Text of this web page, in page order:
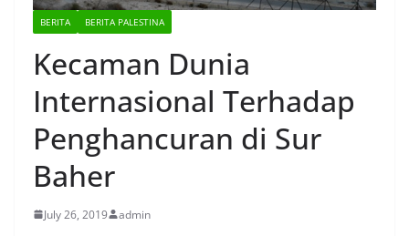
BERITA BERITA PALESTINA
Kecaman Dunia
Internasional Terhadap
Penghancuran di Sur
Baher
July 26, 2019 admin